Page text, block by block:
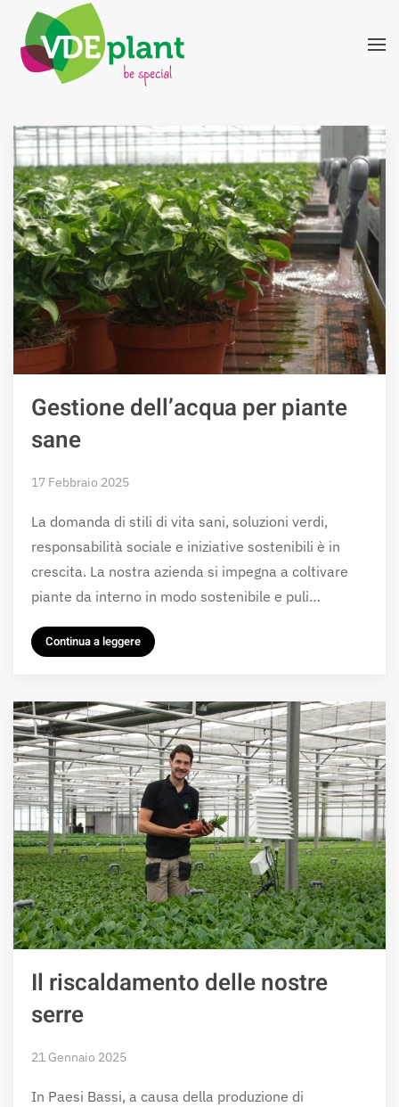
Skip to main content
Gestione dell’acqua per piante
sane
17 Febbraio 2025
La domanda di stili di vita sani, soluzioni verdi,
responsabilità sociale e iniziative sostenibili è in
crescita. La nostra azienda si impegna a coltivare
piante da interno in modo sostenibile e puli…
Continua a leggere
Il riscaldamento delle nostre
serre
21 Gennaio 2025
In Paesi Bassi, a causa della produzione di